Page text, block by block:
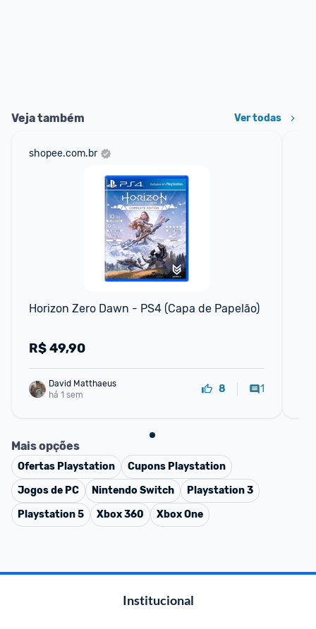
Veja também Ver todas
shopee.com.br
Horizon Zero Dawn - PS4 (Capa de Papelão)
R$49,90
há 1 sem
8 1
Mais opções
Ofertas Playstation Cupons Playstation
Jogos de PC
Nintendo Switch
Playstation 3
Playstation 5
Xbox 360 Xbox One
Institucional